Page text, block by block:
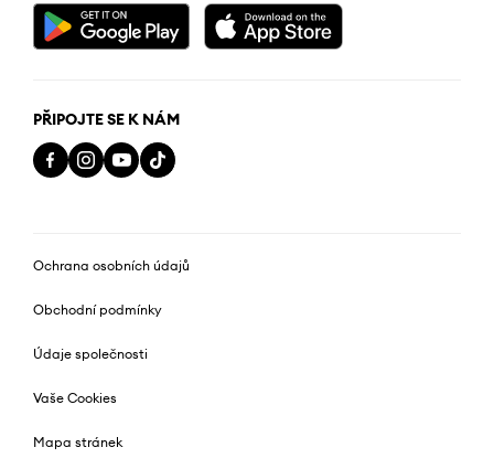
PŘIPOJTE SE K NÁM
Ochrana osobních údajů
Obchodní podmínky
Údaje společnosti
Vaše Cookies
Mapa stránek